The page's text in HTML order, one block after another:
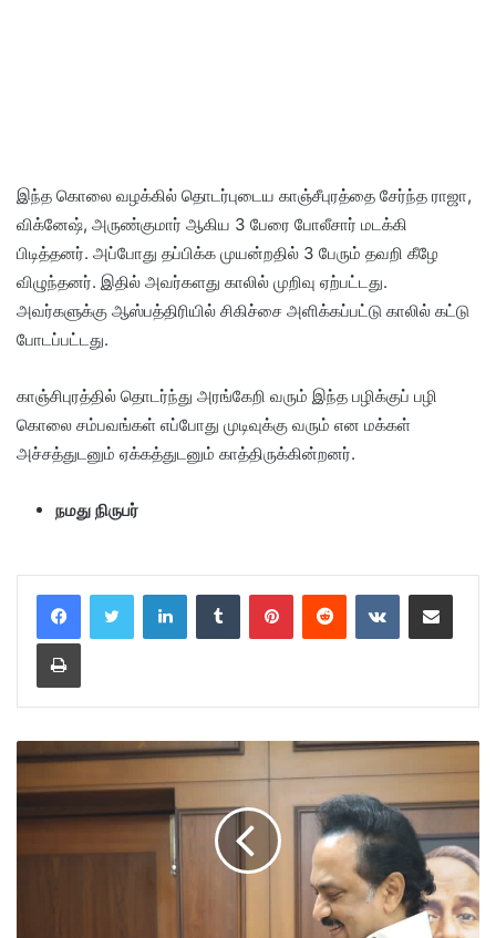
இந்த கொலை வழக்கில் தொடர்புடைய காஞ்சீபுரத்தை சேர்ந்த ராஜா,
விக்னேஷ், அருண்குமார் ஆகிய 3 பேரை போலீசார் மடக்கி
பிடித்தனர். அப்போது தப்பிக்க முயன்றதில் 3 பேரும் தவறி கீழே
விழுந்தனர். இதில் அவர்களது காலில் முறிவு ஏற்பட்டது.
அவர்களுக்கு ஆஸ்பத்திரியில் சிகிச்சை அளிக்கப்பட்டு காலில் கட்டு
போடப்பட்டது.
காஞ்சிபுரத்தில் தொடர்ந்து அரங்கேறி வரும் இந்த பழிக்குப் பழி
கொலை சம்பவங்கள் எப்போது முடிவுக்கு வரும் என மக்கள்
அச்சத்துடனும் ஏக்கத்துடனும் காத்திருக்கின்றனர்.
நமது நிருபர்
LinkedInTumblr PinterestReddit VKontakteShare via Email
Print